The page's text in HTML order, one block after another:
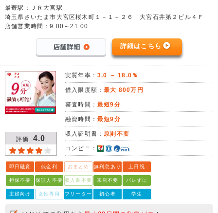
最寄駅：ＪＲ大宮駅
埼玉県さいたま市大宮区桜木町１－１－２６ 大宮石井第２ビル４Ｆ
店舗営業時間：9:00～21:00
詳細はこちら
評価 :4.0
実質年率： 3.0 ～ 18.0％
借入限度額：最大 800万円
審査時間： 最短9分
融資時間： 最短9分
収入証明書： 原則不要
コンビニ：
即日融資 低金利 おまとめ 無利息あり 土日祝
担保不要 保証人不要 収入書不要 来店不要 バレずに
主婦向け 女性専用 フリーター 初心者 学生